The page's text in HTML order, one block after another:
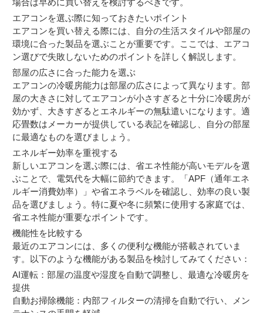
場合は早めに買い替えを検討するべきです。
エアコンを選ぶ際に知っておきたいポイント
エアコンを買い替える際には、自分の生活スタイルや部屋の
環境に合った製品を選ぶことが重要です。ここでは、エアコ
ン選びで失敗しないためのポイントを詳しく解説します。
部屋の広さに合った能力を選ぶ
エアコンの冷暖房能力は部屋の広さによって異なります。部
屋の大きさに対してエアコンが小さすぎると十分に冷暖房が
効かず、大きすぎるとエネルギーの無駄遣いになります。適
応畳数はメーカーが提供している表記を確認し、自分の部屋
に最適なものを選びましょう。
エネルギー効率を重視する
新しいエアコンを選ぶ際には、省エネ性能が高いモデルを選
ぶことで、電気代を大幅に節約できます。「APF（通年エネ
ルギー消費効率）」や省エネラベルを確認し、効率の良い製
品を選びましょう。特に夏や冬に頻繁に使用する家庭では、
省エネ性能が重要なポイントです。
機能性を比較する
最近のエアコンには、多くの便利な機能が搭載されていま
す。以下のような機能がある製品を検討してみてください：
AI運転：部屋の温度や湿度を自動で調整し、最適な冷暖房を
提供
自動お掃除機能：内部フィルターの清掃を自動で行い、メン